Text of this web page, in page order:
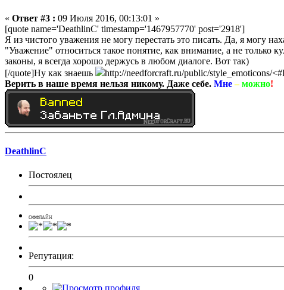
« Ответ #3 : 09 Июля 2016, 00:13:01 »
[quote name='DeathlinC' timestamp='1467957770' post='2918']
Я из чистого уважения не могу перестать это писать. Да, я могу
"Уважение" относиться такое понятие, как внимание, а не только
законы, я всегда хорошо держусь в любом диалоге. Вот так)
[/quote]Ну как знаешь
http://needforcraft.ru/public/style_emoticons/
Верить в наше время нельзя никому. Даже себе. Мне – можно!
DeathlinC
Постоялец
ОФФЛАЙН
Репутация:
0